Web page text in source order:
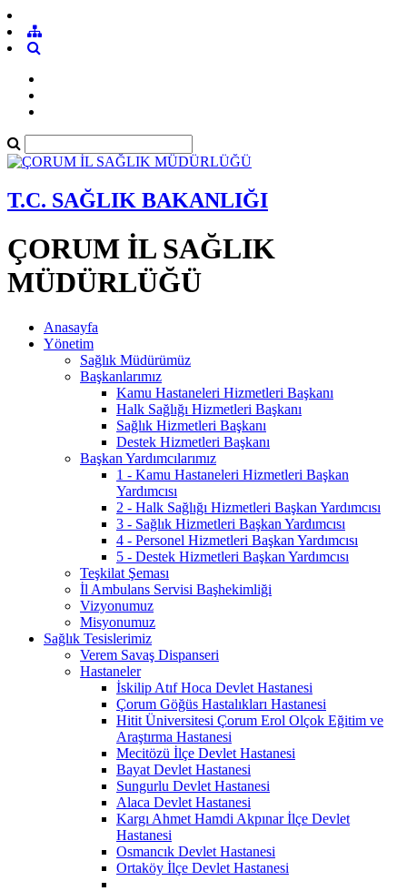
T.C. SAĞLIK BAKANLIĞI
ÇORUM İL SAĞLIK
MÜDÜRLÜĞÜ
Anasayfa
Yönetim
Sağlık Müdürümüz
Başkanlarımız
Kamu Hastaneleri Hizmetleri Başkanı
Halk Sağlığı Hizmetleri Başkanı
Sağlık Hizmetleri Başkanı
Destek Hizmetleri Başkanı
Başkan Yardımcılarımız
1 - Kamu Hastaneleri Hizmetleri Başkan
Yardımcısı
2 - Halk Sağlığı Hizmetleri Başkan Yardımcısı
3 - Sağlık Hizmetleri Başkan Yardımcısı
4 - Personel Hizmetleri Başkan Yardımcısı
5 - Destek Hizmetleri Başkan Yardımcısı
Teşkilat Şeması
İl Ambulans Servisi Başhekimliği
Vizyonumuz
Misyonumuz
Sağlık Tesislerimiz
Verem Savaş Dispanseri
Hastaneler
İskilip Atıf Hoca Devlet Hastanesi
Çorum Göğüs Hastalıkları Hastanesi
Hitit Üniversitesi Çorum Erol Olçok Eğitim ve
Araştırma Hastanesi
Mecitözü İlçe Devlet Hastanesi
Bayat Devlet Hastanesi
Sungurlu Devlet Hastanesi
Alaca Devlet Hastanesi
Kargı Ahmet Hamdi Akpınar İlçe Devlet
Hastanesi
Osmancık Devlet Hastanesi
Ortaköy İlçe Devlet Hastanesi